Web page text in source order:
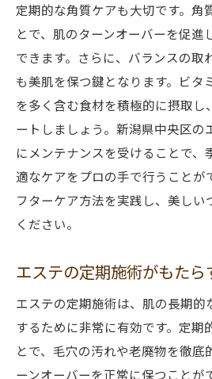
定期的な角質ケアも大切です。角
とで、肌のターンオーバーを促進
できます。さらに、バランスの取
も美肌を保つ鍵となります。ビタ
を多く含む食材を積極的に摂取し
ートしましょう。新潟県中央区の
にメンテナンスを受けることで、
適なケアをプロの手で行うことが
フターケア方法を実践し、美しい
ください。
エステの定期施術がもたら
エステの定期施術は、肌の長期的
するために非常に有効です。定期
とで、毛穴の汚れや老廃物を徹底
ーンオーバーを正常に保つことが